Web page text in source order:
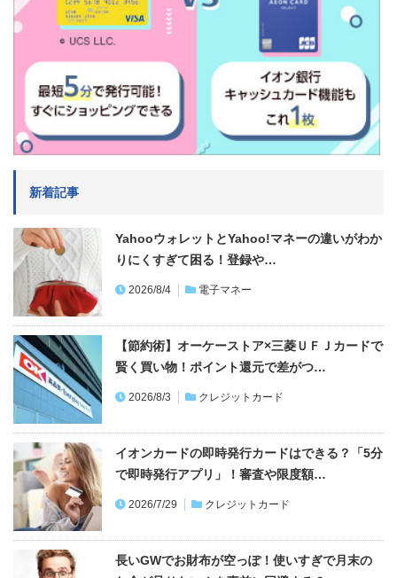
新着記事
YahooウォレットとYahoo!マネーの違いがわか
りにくすぎて困る！登録や…
2026/8/4 電子マネー
【節約術】オーケーストア×三菱ＵＦＪカードで
賢く買い物！ポイント還元で差がつ…
2026/8/3 クレジットカード
イオンカードの即時発行カードはできる？「5分
で即時発行アプリ」！審査や限度額…
2026/7/29 クレジットカード
長いGWでお財布が空っぽ！使いすぎで月末の